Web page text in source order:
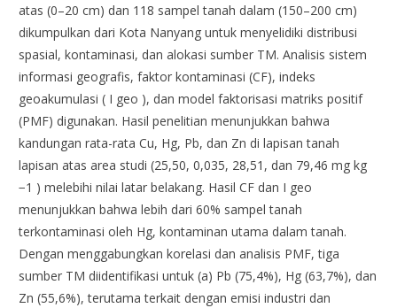
atas (0–20 cm) dan 118 sampel tanah dalam (150–200 cm)
dikumpulkan dari Kota Nanyang untuk menyelidiki distribusi
spasial, kontaminasi, dan alokasi sumber TM. Analisis sistem
informasi geografis, faktor kontaminasi (CF), indeks
geoakumulasi ( I geo ), dan model faktorisasi matriks positif
(PMF) digunakan. Hasil penelitian menunjukkan bahwa
kandungan rata-rata Cu, Hg, Pb, dan Zn di lapisan tanah
lapisan atas area studi (25,50, 0,035, 28,51, dan 79,46 mg kg
−1 ) melebihi nilai latar belakang. Hasil CF dan I geo
menunjukkan bahwa lebih dari 60% sampel tanah
terkontaminasi oleh Hg, kontaminan utama dalam tanah.
Dengan menggabungkan korelasi dan analisis PMF, tiga
sumber TM diidentifikasi untuk (a) Pb (75,4%), Hg (63,7%), dan
Zn (55,6%), terutama terkait dengan emisi industri dan